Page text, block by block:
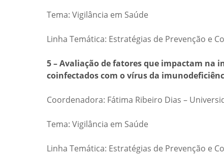
Tema: Vigilância em Saúde
Linha Temática: Estratégias de Prevenção e
5 – Avaliação de fatores que impactam na
coinfectados com o vírus da
Coordenadora: Fátima Ribeiro Dias –
Tema: Vigilância em Saúde
Linha Temática: Estratégias de Prevenção e